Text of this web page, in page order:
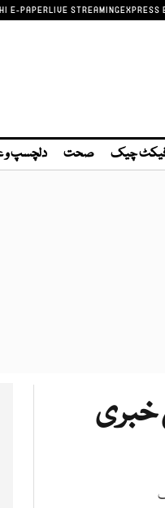
E-PAPERLIVE STREAMINGEXPRESS
چیک صحت دلچسپ
خبری